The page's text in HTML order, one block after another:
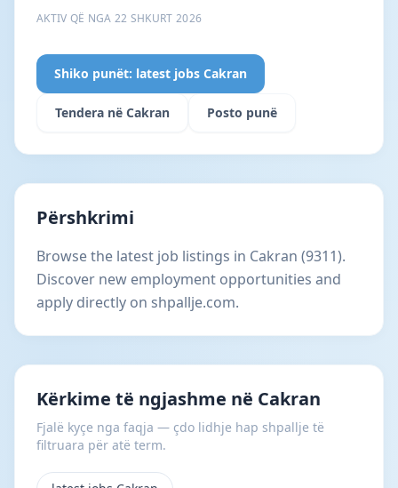
AKTIV QË NGA 22 SHKURT 2026
Shiko punët: latest jobs Cakran
Tendera në Cakran Posto punë
Përshkrimi
Browse the latest job listings in Cakran (9311).
Discover new employment opportunities and
apply directly on shpallje.com.
Kërkime të ngjashme në Cakran
Fjalë kyçe nga faqja — çdo lidhje hap shpallje të
filtruara për atë term.